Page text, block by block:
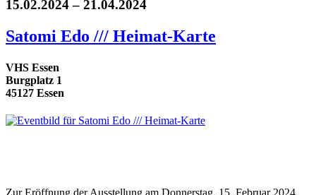
15.02.2024 – 21.04.2024
Satomi Edo /// Heimat-Karte
VHS Essen
Burgplatz 1
45127 Essen
Zur Eröffnung der Ausstellung am Donnerstag, 15. Februar 2024,